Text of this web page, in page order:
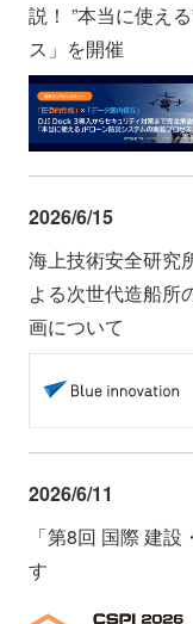
説！ ”本当に使え
ス」を開催
2026/6/15
海上技術安全研究
よる次世代造船所
画について
2026/6/11
「第8回 国際 建
す